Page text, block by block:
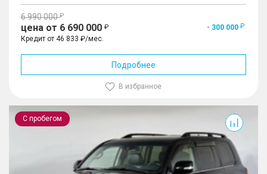
6 990 000
цена от 6 690 000
- 300 000
Кредит от 46 833 ₽/мес.
Подробнее
В избранное
С пробегом
Land Cruiser